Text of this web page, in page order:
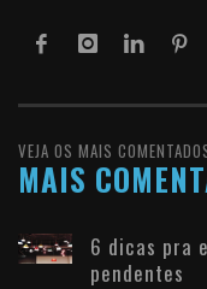
VEJA OS MAIS
MAIS
6 dicas pra
pendentes